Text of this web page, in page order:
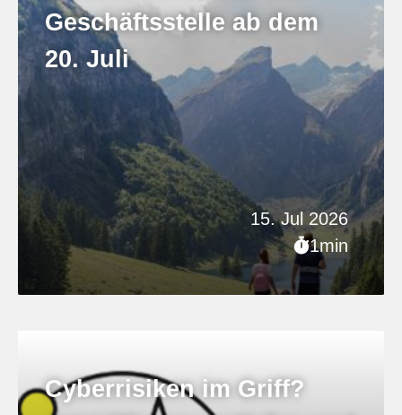
15. Jul 2026
1min
Geschäftsstelle ab dem
20. Juli
Cyberrisiken im Griff?